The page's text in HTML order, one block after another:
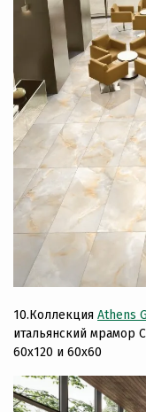
10.Коллекция Athens
итальянский мрамор
60х120 и 60х60